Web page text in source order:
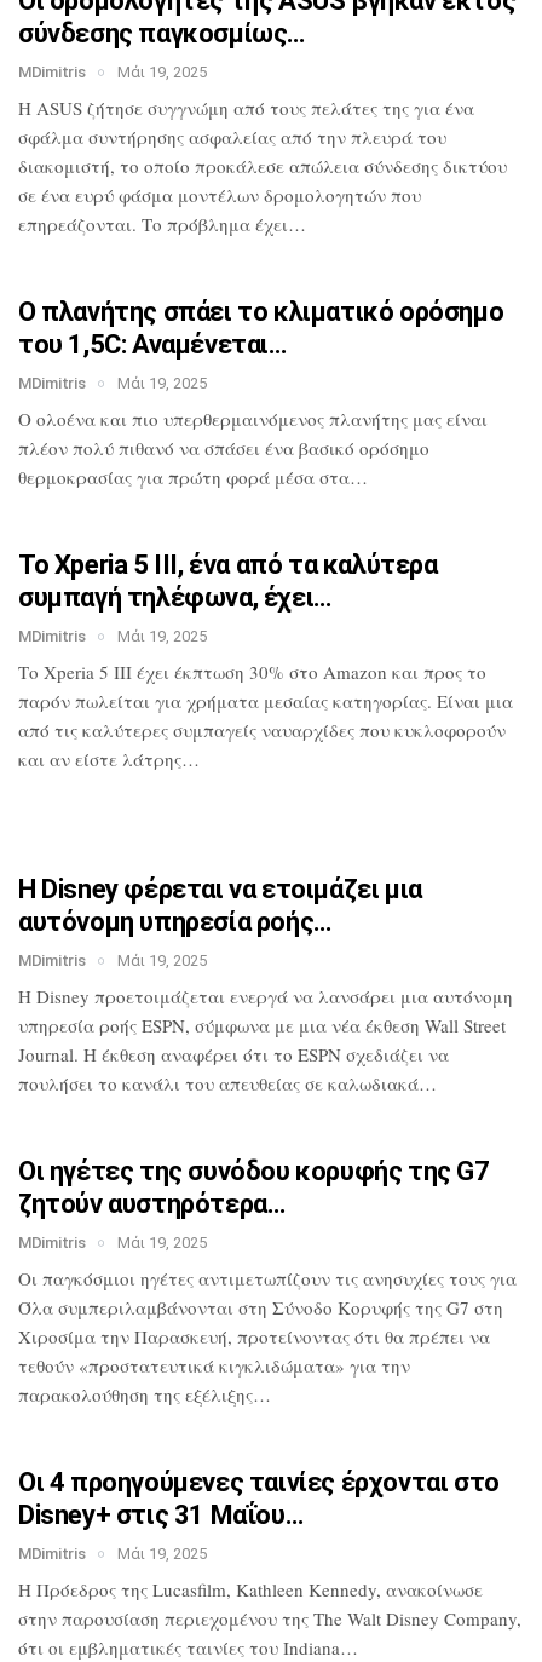
σύνδεσης παγκοσμίως…
MDimitris Μάι 19, 2025
Η ASUS ζήτησε συγγνώμη από τους πελάτες της για ένα
σφάλμα συντήρησης ασφαλείας από την πλευρά του
διακομιστή, το οποίο προκάλεσε απώλεια σύνδεσης δικτύου
σε ένα ευρύ φάσμα μοντέλων δρομολογητών που
επηρεάζονται. Το πρόβλημα έχει…
Ο πλανήτης σπάει το κλιματικό ορόσημο
του 1,5C: Αναμένεται…
MDimitris Μάι 19, 2025
O ολοένα και πιο υπερθερμαινόμενος πλανήτης μας είναι
πλέον πολύ πιθανό να σπάσει ένα βασικό ορόσημο
θερμοκρασίας για πρώτη φορά μέσα στα…
Το Xperia 5 III, ένα από τα καλύτερα
συμπαγή τηλέφωνα, έχει…
MDimitris Μάι 19, 2025
Το Xperia 5 III έχει έκπτωση 30% στο Amazon και προς το
παρόν πωλείται για χρήματα μεσαίας κατηγορίας. Είναι μια
από τις καλύτερες συμπαγείς ναυαρχίδες που κυκλοφορούν
και αν είστε λάτρης…
Η Disney φέρεται να ετοιμάζει μια
αυτόνομη υπηρεσία ροής…
MDimitris Μάι 19, 2025
Η Disney προετοιμάζεται ενεργά να λανσάρει μια αυτόνομη
υπηρεσία ροής ESPN, σύμφωνα με μια νέα έκθεση Wall Street
Journal. Η έκθεση αναφέρει ότι το ESPN σχεδιάζει να
πουλήσει το κανάλι του απευθείας σε καλωδιακά…
Οι ηγέτες της συνόδου κορυφής της G7
ζητούν αυστηρότερα…
MDimitris Μάι 19, 2025
Οι παγκόσμιοι ηγέτες αντιμετωπίζουν τις ανησυχίες τους για
Όλα συμπεριλαμβάνονται στη Σύνοδο Κορυφής της G7 στη
Χιροσίμα την Παρασκευή, προτείνοντας ότι θα πρέπει να
τεθούν «προστατευτικά κιγκλιδώματα» για την
παρακολούθηση της εξέλιξης…
Οι 4 προηγούμενες ταινίες έρχονται στο
Disney+ στις 31 Μαΐου…
MDimitris Μάι 19, 2025
Η Πρόεδρος της Lucasfilm, Kathleen Kennedy, ανακοίνωσε
στην παρουσίαση περιεχομένου της The Walt Disney Company,
ότι οι εμβληματικές ταινίες του Indiana…